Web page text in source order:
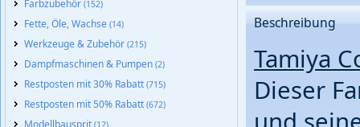
Farbzubehör (152)
Fette, Öle, Wachse (14)
Werkzeuge & Zubehör (215)
Dampfmaschinen & Pumpen (2)
Restposten mit 30% Rabatt (715)
Restposten mit 50% Rabatt (672)
Modellbausprit (12)
Beschreibung
Tamiya
Dieser